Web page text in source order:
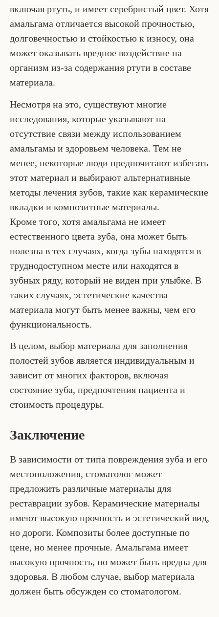
включая ртуть, и имеет серебристый цвет. Хотя
амальгама отличается высокой прочностью,
долговечностью и стойкостью к износу, она
может оказывать вредное воздействие на
организм из-за содержания ртути в составе
материала.
Несмотря на это, существуют многие
исследования, которые указывают на
отсутствие связи между использованием
амальгамы и здоровьем человека. Тем не
менее, некоторые люди предпочитают избегать
этот материал и выбирают альтернативные
методы лечения зубов, такие как керамические
вкладки и композитные материалы.
Кроме того, хотя амальгама не имеет
естественного цвета зуба, она может быть
полезна в тех случаях, когда зубы находятся в
труднодоступном месте или находятся в
зубных ряду, который не виден при улыбке. В
таких случаях, эстетические качества
материала могут быть менее важны, чем его
функциональность.
В целом, выбор материала для заполнения
полостей зубов является индивидуальным и
зависит от многих факторов, включая
состояние зуба, предпочтения пациента и
стоимость процедуры.
Заключение
В зависимости от типа повреждения зуба и его
местоположения, стоматолог может
предложить различные материалы для
реставрации зубов. Керамические материалы
имеют высокую прочность и эстетический вид,
но дороги. Композиты более доступные по
цене, но менее прочные. Амальгама имеет
высокую прочность, но может быть вредна для
здоровья. В любом случае, выбор материала
должен быть обсужден со стоматологом.